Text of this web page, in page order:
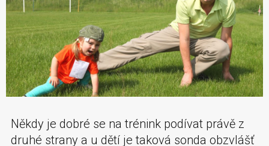
Někdy je dobré se na trénink podívat právě z
druhé strany a u dětí je taková sonda obzvlášť